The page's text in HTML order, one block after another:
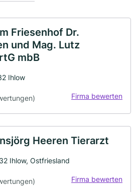
Friesenhof Dr.
und Mag. Lutz
mbB
Ihlow
Firma bewerten
Heeren Tierarzt
Ihlow, Ostfriesland
Firma bewerten